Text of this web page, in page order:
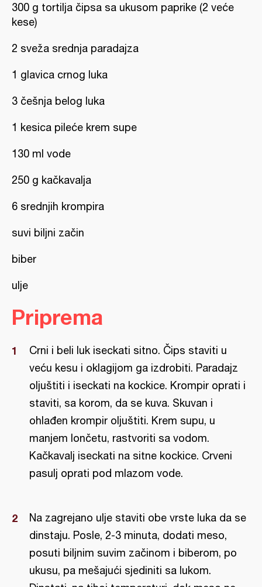
300 g tortilja čipsa sa ukusom paprike (2 veće
kese)
2 sveža srednja paradajza
1 glavica crnog luka
3 češnja belog luka
1 kesica pileće krem supe
130 ml vode
250 g kačkavalja
6 srednjih krompira
suvi biljni začin
biber
ulje
Priprema
Crni i beli luk iseckati sitno. Čips staviti u
veću kesu i oklagijom ga izdrobiti. Paradajz
oljuštiti i iseckati na kockice. Krompir oprati i
staviti, sa korom, da se kuva. Skuvan i
ohlađen krompir oljuštiti. Krem supu, u
manjem lončetu, rastvoriti sa vodom.
Kačkavalj iseckati na sitne kockice. Crveni
pasulj oprati pod mlazom vode.
Na zagrejano ulje staviti obe vrste luka da se
dinstaju. Posle, 2-3 minuta, dodati meso,
posuti biljnim suvim začinom i biberom, po
ukusu, pa mešajući sjediniti sa lukom.